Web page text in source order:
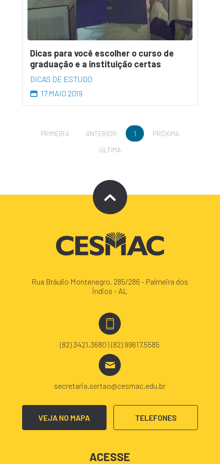
Dicas para você escolher o curso de
graduação e a instituição certas
DICAS DE ESTUDO
17 MAIO 2019
PRIMEIRA ANTERIOR 1
PRÓXIMA
ÚLTIMA
Rua Bráulio Montenegro, 285/286 - Palmeira dos
Índios - AL
(82) 3421.3680 | (82) 99617.5585
secretaria.sertao@cesmac.edu.br
VEJA NO MAPA TELEFONES
ACESSE